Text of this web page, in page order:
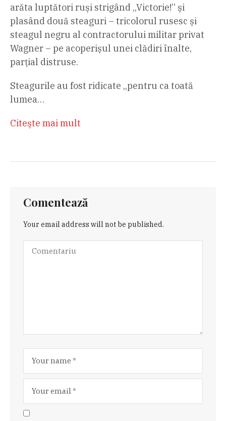
arăta luptători ruși strigând „Victorie!” și
plasând două steaguri – tricolorul rusesc și
steagul negru al contractorului militar privat
Wagner – pe acoperișul unei clădiri înalte,
parțial distruse.
Steagurile au fost ridicate „pentru ca toată
lumea…
Citeşte mai mult
Comentează
Your email address will not be published.